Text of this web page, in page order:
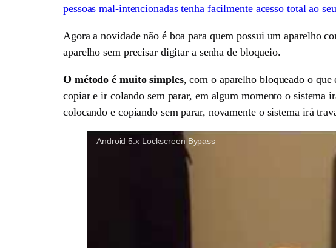
pessoas mal-intencionadas tenha facilmente acesso total ao
Agora a novidade não é boa para quem possui um aparelho
aparelho sem precisar digitar a senha de bloqueio.
O método é muito simples, com o aparelho bloqueado o
copiar e ir colando sem parar, em algum momento o sistema
colocando e copiando sem parar, novamente o sistema irá
Android 5.x Lockscreen Bypass